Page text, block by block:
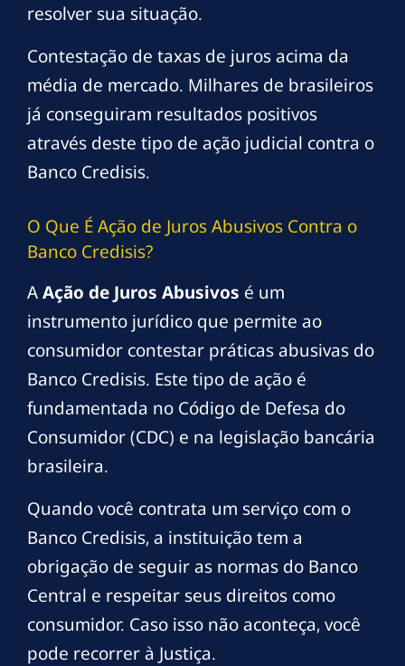
resolver sua situação.
Contestação de taxas de juros acima da
média de mercado. Milhares de brasileiros
já conseguiram resultados positivos
através deste tipo de ação judicial contra o
Banco Credisis.
O Que É Ação de Juros Abusivos Contra o
Banco Credisis?
AAção de Juros Abusivos é um
instrumento jurídico que permite ao
consumidor contestar práticas abusivas do
Banco Credisis. Este tipo de ação é
fundamentada no Código de Defesa do
Consumidor (CDC) e na legislação bancária
brasileira.
Quando você contrata um serviço com o
Banco Credisis, a instituição tem a
obrigação de seguir as normas do Banco
Central e respeitar seus direitos como
consumidor. Caso isso não aconteça, você
pode recorrer à Justiça.